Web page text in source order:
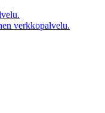
verkkopalvelu.